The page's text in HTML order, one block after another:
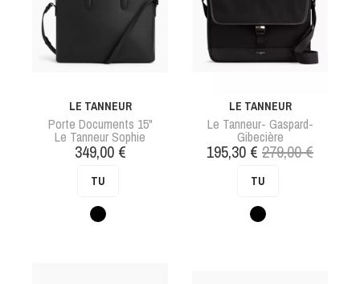
LE TANNEUR
Porte Documents 15"
Le Tanneur Sophie
Prix
349,00 €
TU
Noir
LE TANNEUR
Le Tanneur- Gaspard-
Gibecière
Prix
195,30 € Prix
base
279,00 €
TU
Noir